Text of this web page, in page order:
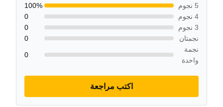
5 نجوم
100%
4 نجوم
0
3 نجوم
0
نجمتان
0
نجمة
واحدة
0
اكتب مراجعة